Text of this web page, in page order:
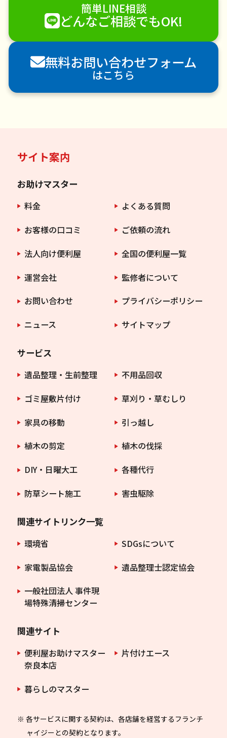
雪かき・雪下ろし
電球交換
襖（ふすま）の張替え
空き家管理
各種代行
害獣駆除
防草シート施工
ナメクジ駆除
害虫駆除
簡単LINE相談
どんなご相談でもOK!
無料お問い合わせフォーム
はこちら
サイト案内
お助けマスター
料金
よくある質問
お客様の口コミ
ご依頼の流れ
法人向け便利屋
全国の便利屋一覧
運営会社
監修者について
お問い合わせ
プライバシーポリシー
ニュース
サイトマップ
サービス
遺品整理・生前整理
不用品回収
ゴミ屋敷片付け
草刈り・草むしり
家具の移動
引っ越し
植木の剪定
植木の伐採
DIY・日曜大工
各種代行
防草シート施工
害虫駆除
関連サイトリンク一覧
環境省
SDGsについて
家電製品協会
遺品整理士認定協会
一般社団法人 事件現
場特殊清掃センター
関連サイト
便利屋お助けマスター
奈良本店
片付けエース
暮らしのマスター
※ 各サービスに関する契約は、各店舗を経営するフランチ
ャイジーとの契約となります。